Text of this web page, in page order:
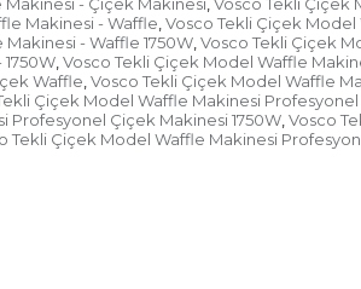
- Çiçek Makinesi, Vosco Tekli Çiçek
Makinesi - Waffle, Vosco Tekli Çiçek
- Waffle 1750W, Vosco Tekli Çiçek
, Vosco Tekli Çiçek Model Waffle
Waffle, Vosco Tekli Çiçek Model Waffle
Çiçek Model Waffle Makinesi Profesyonel
Profesyonel Çiçek Makinesi 1750W, Vosco
Tekli Çiçek Model Waffle Makinesi